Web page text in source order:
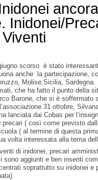
Inidonei/
scorso è stato
anche la partecipazione,
Molise,Sicilia,
che ha fatto il punto della
Barone, che si è
31 ottobre,
lanciata dai Cobas per
precari ( così come previsto
( al termine di questa
volta interessata alla tema
di inidonei, precari
aggiunti e ben inseriti
soprattutto su inidonei e